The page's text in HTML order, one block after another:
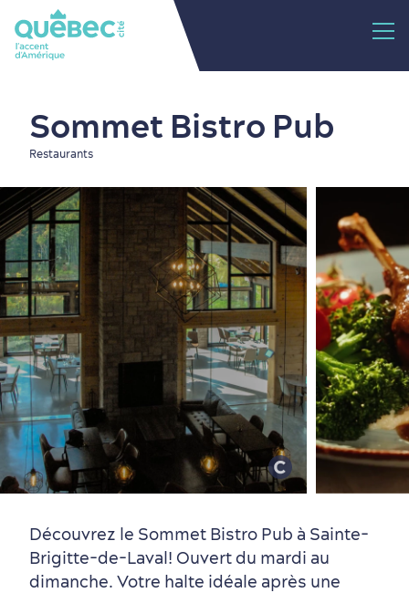
Vieux-Québec
Incontournables
7 expériences gourmandes
Où dormir?
Forfaits et rabais
Sommet Bistro Pub
Restaurants
Découvrez le Sommet Bistro Pub à Sainte-
Brigitte-de-Laval! Ouvert du mardi au
dimanche. Votre halte idéale après une